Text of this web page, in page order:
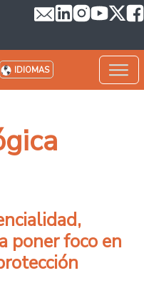
IDIOMAS
poner foco en